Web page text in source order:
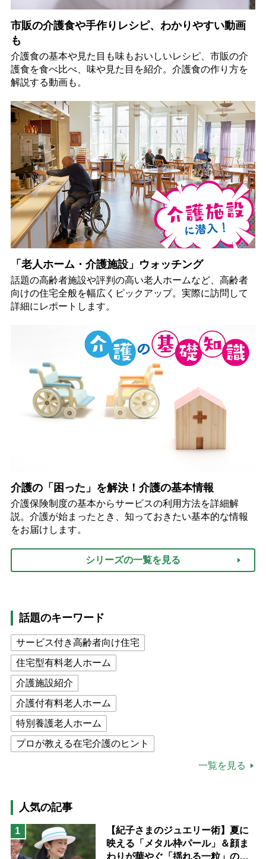
市販の介護食や手作りレシピ、わかりやすい動画
も
介護食の基本や見た目も味もおいしいレシピ、市販の介
護食を食べ比べ、味や見た目を紹介。介護食の作り方を
解説する動画も。
「老人ホーム・介護施設」ウォッチング
話題の高齢者施設や評判の高い老人ホームなど、高齢者
向けの住宅全般を幅広くピックアップ。実際に訪問して
詳細にレポートします。
介護の「困った」を解決！介護の基本情報
介護保険制度の基本からサービスの利用方法を詳細解
説。介護が始まったとき、知っておきたい基本的な情報
をお届けします。
シリーズの一覧を見る
話題のキーワード
サービス付き高齢者向け住宅
住宅型有料老人ホーム
介護施設紹介
介護付有料老人ホーム
特別養護老人ホーム
プロが教える在宅介護のヒント
猫が母になつきません
息子の遠距離介護サバイバル術
兄がボケました
便利なサービス
一覧を見る
人気の記事
1
【紀子さまのジュエリー術】夏に
映える「メタル枠パール」＆顔ま
わりが華やぐ「揺れる一粒」の使